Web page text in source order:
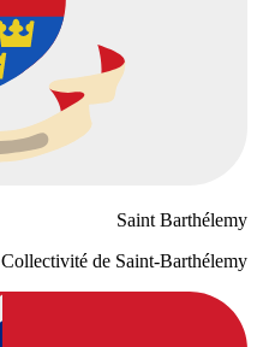
Saint Barthélemy
Collectivité de Saint-Barthélemy